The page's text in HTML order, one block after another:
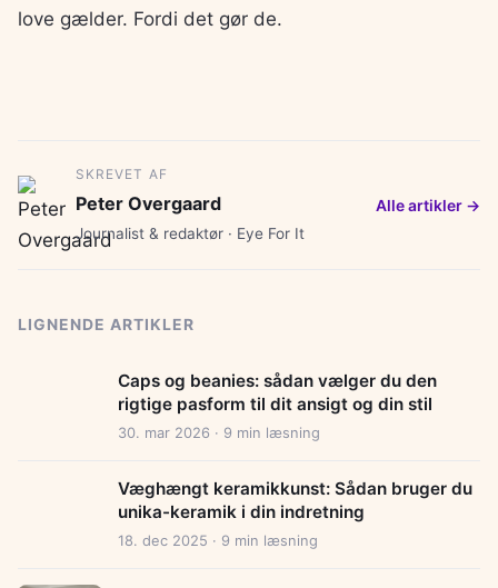
love gælder. Fordi det gør de.
SKREVET AF
Peter Overgaard
Journalist & redaktør · Eye For It
Alle artikler →
LIGNENDE ARTIKLER
Caps og beanies: sådan vælger du den
rigtige pasform til dit ansigt og din stil
30. mar 2026 · 9 min læsning
Væghængt keramikkunst: Sådan bruger du
unika-keramik i din indretning
18. dec 2025 · 9 min læsning